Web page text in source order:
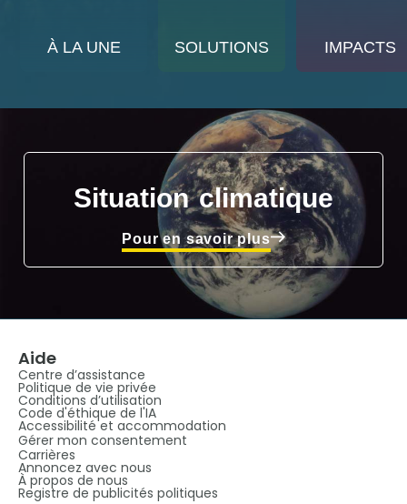
À LA UNE SOLUTIONS IMPACTS
Situation climatique
Pour en savoir plus
Aide
Centre d’assistance
Politique de vie privée
Conditions d’utilisation
Code d'éthique de l'IA
Accessibilité et accommodation
Gérer mon consentement
Carrières
Annoncez avec nous
À propos de nous
Registre de publicités politiques